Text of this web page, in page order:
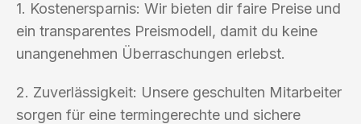
1. Kostenersparnis: Wir bieten dir faire Preise und
ein transparentes Preismodell, damit du keine
unangenehmen Überraschungen erlebst.
2. Zuverlässigkeit: Unsere geschulten Mitarbeiter
sorgen für eine termingerechte und sichere